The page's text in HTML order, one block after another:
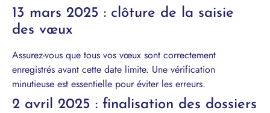
13 mars 2025 : clôture de la saisie
des vœux
Assurez-vous que tous vos vœux sont correctement
enregistrés avant cette date limite. Une vérification
minutieuse est essentielle pour éviter les erreurs.
2 avril 2025 : finalisation des dossiers